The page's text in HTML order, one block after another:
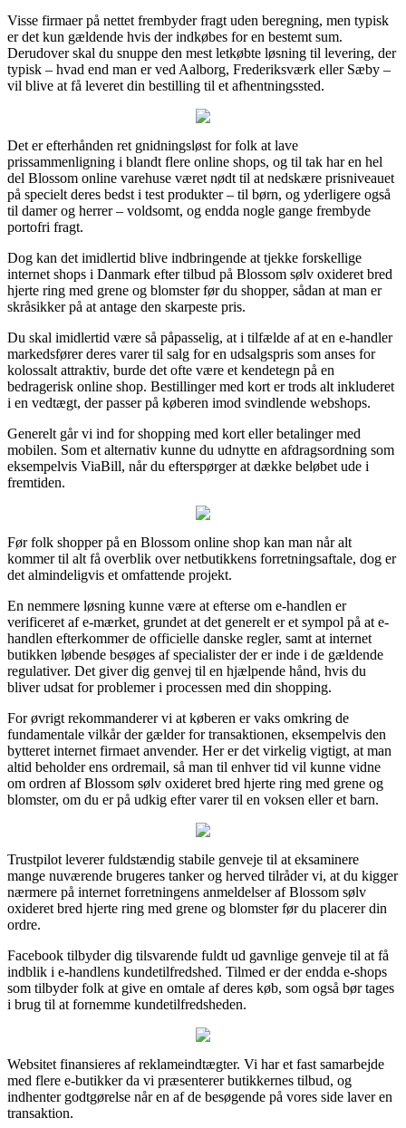
Visse firmaer på nettet frembyder fragt uden beregning, men typisk
er det kun gældende hvis der indkøbes for en bestemt sum.
Derudover skal du snuppe den mest letkøbte løsning til levering, der
typisk – hvad end man er ved Aalborg, Frederiksværk eller Sæby –
vil blive at få leveret din bestilling til et afhentningssted.
Det er efterhånden ret gnidningsløst for folk at lave
prissammenligning i blandt flere online shops, og til tak har en hel
del Blossom online varehuse været nødt til at nedskære prisniveauet
på specielt deres bedst i test produkter – til børn, og yderligere også
til damer og herrer – voldsomt, og endda nogle gange frembyde
portofri fragt.
Dog kan det imidlertid blive indbringende at tjekke forskellige
internet shops i Danmark efter tilbud på Blossom sølv oxideret bred
hjerte ring med grene og blomster før du shopper, sådan at man er
skråsikker på at antage den skarpeste pris.
Du skal imidlertid være så påpasselig, at i tilfælde af at en e-handler
markedsfører deres varer til salg for en udsalgspris som anses for
kolossalt attraktiv, burde det ofte være et kendetegn på en
bedragerisk online shop. Bestillinger med kort er trods alt inkluderet
i en vedtægt, der passer på køberen imod svindlende webshops.
Generelt går vi ind for shopping med kort eller betalinger med
mobilen. Som et alternativ kunne du udnytte en afdragsordning som
eksempelvis ViaBill, når du efterspørger at dække beløbet ude i
fremtiden.
Før folk shopper på en Blossom online shop kan man når alt
kommer til alt få overblik over netbutikkens forretningsaftale, dog er
det almindeligvis et omfattende projekt.
En nemmere løsning kunne være at efterse om e-handlen er
verificeret af e-mærket, grundet at det generelt er et sympol på at e-
handlen efterkommer de officielle danske regler, samt at internet
butikken løbende besøges af specialister der er inde i de gældende
regulativer. Det giver dig genvej til en hjælpende hånd, hvis du
bliver udsat for problemer i processen med din shopping.
For øvrigt rekommanderer vi at køberen er vaks omkring de
fundamentale vilkår der gælder for transaktionen, eksempelvis den
bytteret internet firmaet anvender. Her er det virkelig vigtigt, at man
altid beholder ens ordremail, så man til enhver tid vil kunne vidne
om ordren af Blossom sølv oxideret bred hjerte ring med grene og
blomster, om du er på udkig efter varer til en voksen eller et barn.
Trustpilot leverer fuldstændig stabile genveje til at eksaminere
mange nuværende brugeres tanker og herved tilråder vi, at du kigger
nærmere på internet forretningens anmeldelser af Blossom sølv
oxideret bred hjerte ring med grene og blomster før du placerer din
ordre.
Facebook tilbyder dig tilsvarende fuldt ud gavnlige genveje til at få
indblik i e-handlens kundetilfredshed. Tilmed er der endda e-shops
som tilbyder folk at give en omtale af deres køb, som også bør tages
i brug til at fornemme kundetilfredsheden.
Websitet finansieres af reklameindtægter. Vi har et fast samarbejde
med flere e-butikker da vi præsenterer butikkernes tilbud, og
indhenter godtgørelse når en af de besøgende på vores side laver en
transaktion.